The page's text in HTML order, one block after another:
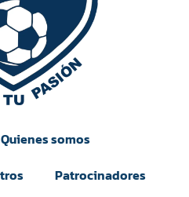
Quienes somos
Patrocinadores